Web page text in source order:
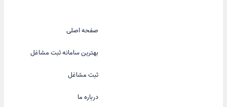
صفحه اصلی
بهترین سامانه ثبت مشاغل
ثبت مشاغل
درباره ما